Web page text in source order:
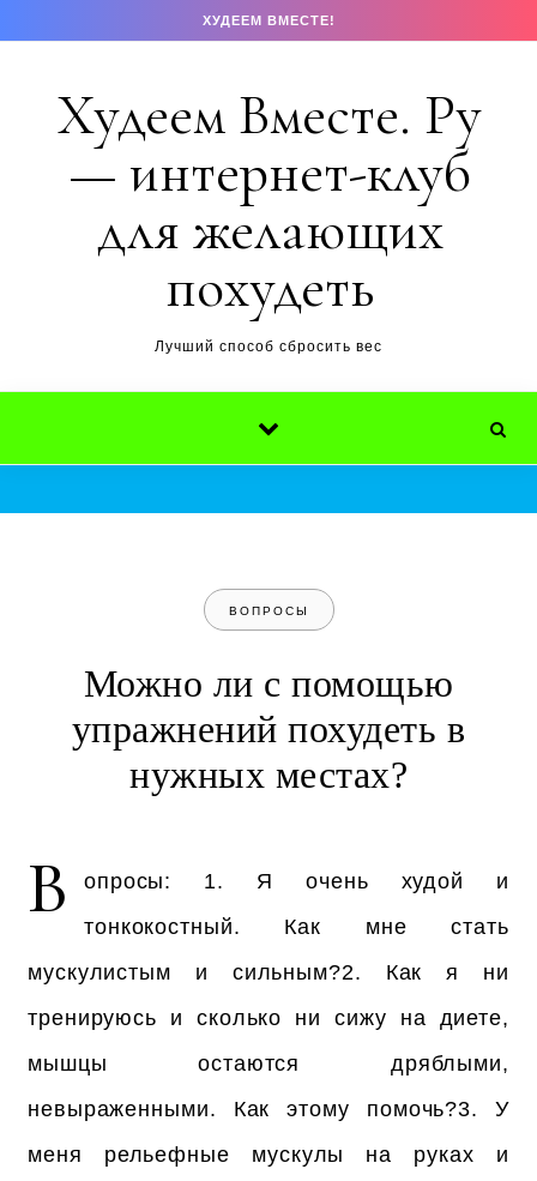
Перейти к содержимомуХУДЕЕМ ВМЕСТЕ!
Худеем Вместе. Ру
— интернет-клуб
для желающих
похудеть
Лучший способ сбросить вес
ВОПРОСЫ
Можно ли с помощью
упражнений похудеть в
нужных местах?
В
опросы: 1. Я очень худой и
тонкокостный. Как мне стать
мускулистым и сильным?2. Как я ни
тренируюсь и сколько ни сижу на диете,
мышцы остаются дряблыми,
невыраженными. Как этому помочь?3. У
меня рельефные мускулы на руках и